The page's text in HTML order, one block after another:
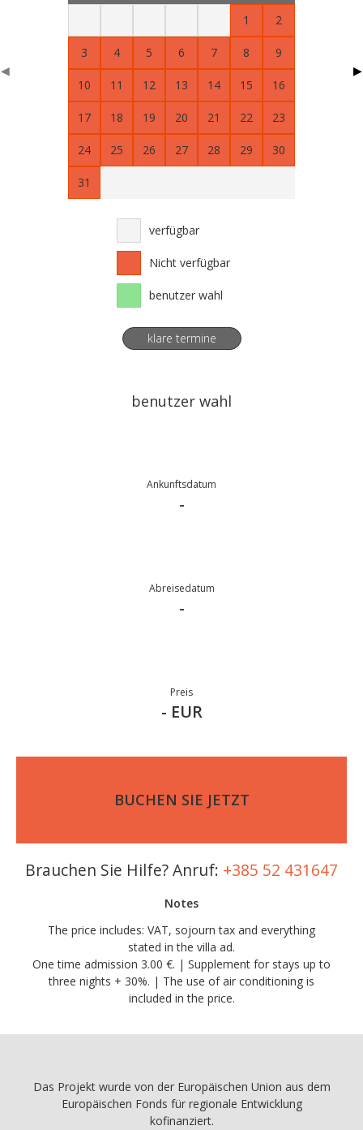
1 2
3 4 5 6 7 8 9
10 11 12 13 14 15 16
17 18 19 20 21 22 23
24 25 26 27 28 29 30
31
◀ ▶
verfügbar
Nicht verfügbar
benutzer wahl
klare termine
benutzer wahl
Ankunftsdatum
-
Abreisedatum
-
Preis
- EUR
BUCHEN SIE JETZT
Brauchen Sie Hilfe? Anruf: +385 52 431647
Notes
The price includes: VAT, sojourn tax and everything
stated in the villa ad.
One time admission 3.00 €. | Supplement for stays up to
three nights + 30%. | The use of air conditioning is
included in the price.
Das Projekt wurde von der Europäischen Union aus dem
Europäischen Fonds für regionale Entwicklung
kofinanziert.